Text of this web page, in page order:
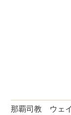
那覇司教 ウェ